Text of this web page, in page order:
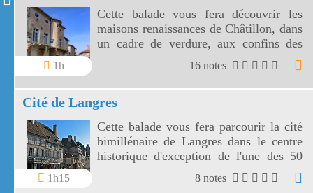
1h
Cette balade vous fera découvrir les
maisons renaissances de Châtillon, dans
un cadre de verdure, aux confins des
Vosges. Les maisons renaissances de
Châtillon sont situées dans un village
perché à la confluence de la Saône et de
l'Apance.
16 notes
Cité de Langres
1h15
Cette balade vous fera parcourir la cité
bimillénaire de Langres dans le centre
historique d'exception de l'une des 50
plus belles villes de France.
8 notes